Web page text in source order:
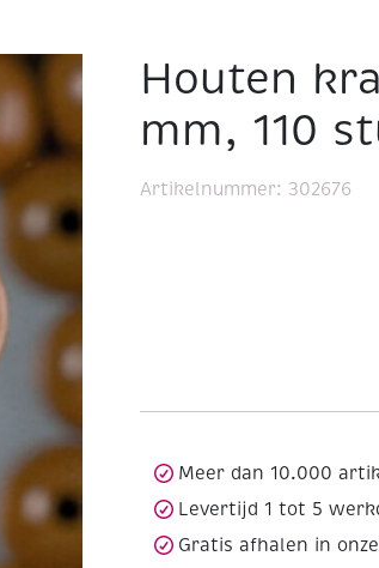
lichtbruin
Houten
mm, 110
Artikelnummer: 302676
Meer dan 10.000
Levertijd 1 tot 5
Gratis afhalen in